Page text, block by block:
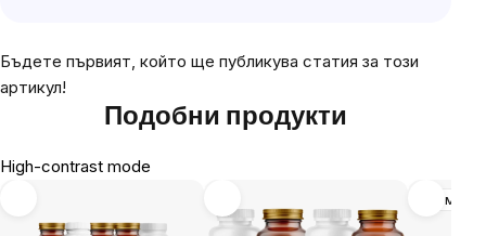
Бъдете първият, който ще публикува статия за този
артикул!
Подобни продукти
High-contrast mode